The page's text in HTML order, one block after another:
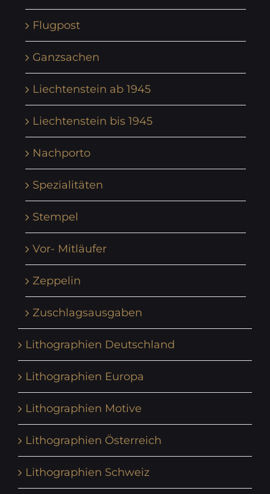
Flugpost
Ganzsachen
Liechtenstein ab 1945
Liechtenstein bis 1945
Nachporto
Spezialitäten
Stempel
Vor- Mitläufer
Zeppelin
Zuschlagsausgaben
Lithographien Deutschland
Lithographien Europa
Lithographien Motive
Lithographien Österreich
Lithographien Schweiz